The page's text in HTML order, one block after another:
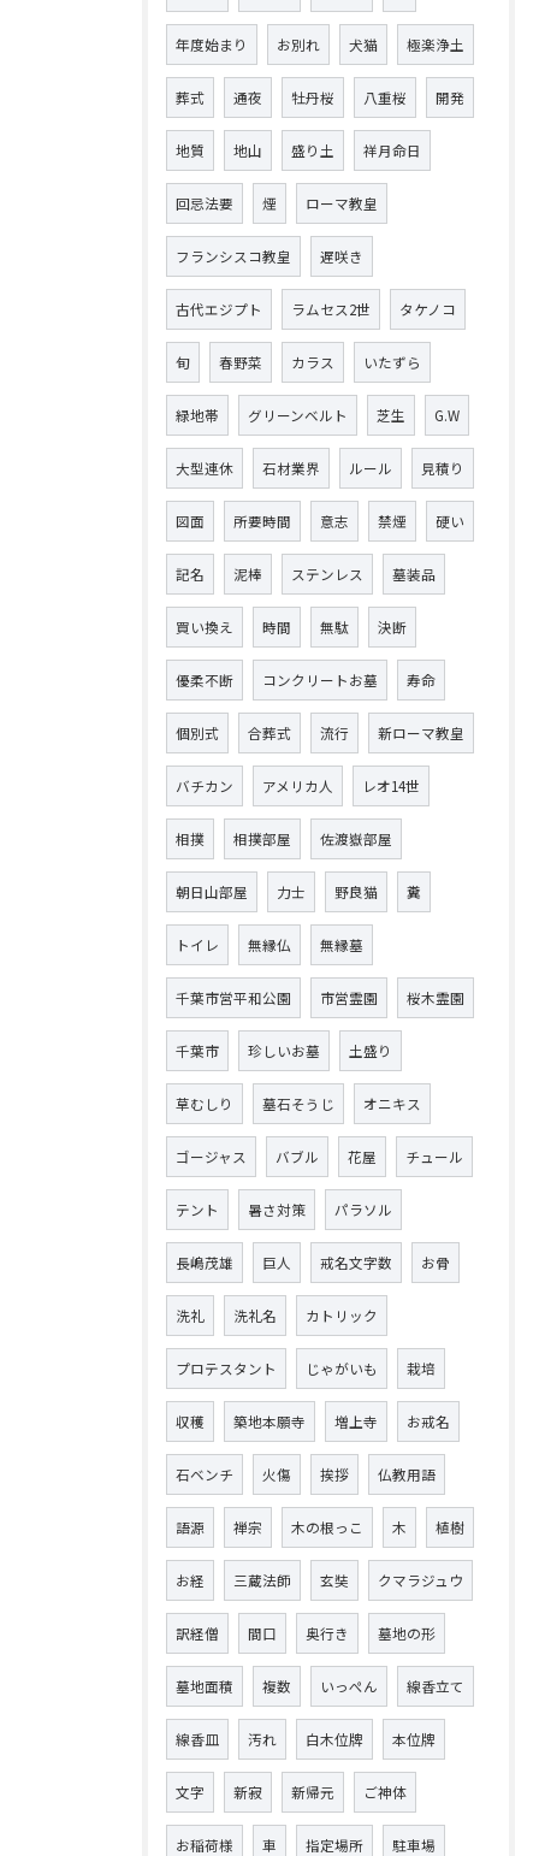
年度始まり お別れ 犬猫 極楽浄土
葬式 通夜 牡丹桜 八重桜 開発
地質 地山 盛り土 祥月命日
回忌法要 煙 ローマ教皇
フランシスコ教皇 遅咲き
古代エジプト ラムセス2世 タケノコ
旬 春野菜 カラス いたずら
緑地帯 グリーンベルト 芝生 G.W
大型連休 石材業界 ルール 見積り
図面 所要時間 意志 禁煙 硬い
記名 泥棒 ステンレス 墓装品
買い換え 時間 無駄 決断
優柔不断 コンクリートお墓 寿命
個別式 合葬式 流行 新ローマ教皇
バチカン アメリカ人 レオ14世
相撲 相撲部屋 佐渡嶽部屋
朝日山部屋 力士 野良猫 糞
トイレ 無縁仏 無縁墓
千葉市営平和公園 市営霊園 桜木霊園
千葉市 珍しいお墓 土盛り
草むしり 墓石そうじ オニキス
ゴージャス バブル 花屋 チュール
テント 暑さ対策 パラソル
長嶋茂雄 巨人 戒名文字数 お骨
洗礼 洗礼名 カトリック
プロテスタント じゃがいも 栽培
収穫 築地本願寺 増上寺 お戒名
石ベンチ 火傷 挨拶 仏教用語
語源 禅宗 木の根っこ 木 植樹
お経 三蔵法師 玄奘 クマラジュウ
訳経僧 間口 奥行き 墓地の形
墓地面積 複数 いっぺん 線香立て
線香皿 汚れ 白木位牌 本位牌
文字 新寂 新帰元 ご神体
お稲荷様 車 指定場所 駐車場